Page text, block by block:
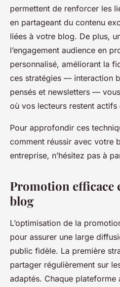
permettent de renforcer les
en partageant du contenu
liées à votre blog. De plus,
l’engagement audience en
personnalisé, améliorant la
ces stratégies — interaction
pensés et newsletters —
où vos lecteurs restent actifs
Pour approfondir ces
comment réussir avec votre
entreprise, n’hésitez pas à
Promotion efficace
blog
L’optimisation de la
pour assurer une large
public fidèle. La première
partager régulièrement sur
adaptés. Chaque plateforme